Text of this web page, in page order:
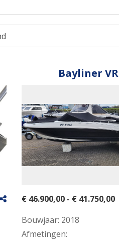
Bayliner
€ 46.900,00 - € 41.750,00
Bouwjaar: 2018
Afmetingen: